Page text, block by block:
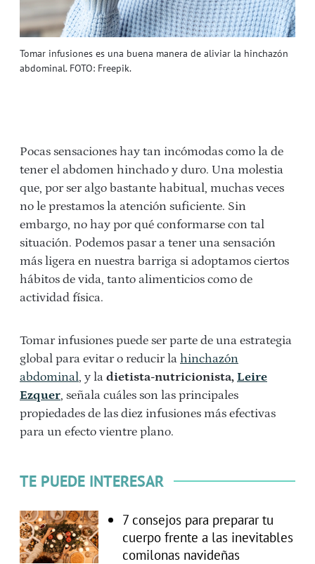
Tomar infusiones es una buena manera de aliviar la hinchazón
abdominal. FOTO: Freepik.
Pocas sensaciones hay tan incómodas como la de
tener el abdomen hinchado y duro. Una molestia
que, por ser algo bastante habitual, muchas veces
no le prestamos la atención suficiente. Sin
embargo, no hay por qué conformarse con tal
situación. Podemos pasar a tener una sensación
más ligera en nuestra barriga si adoptamos ciertos
hábitos de vida, tanto alimenticios como de
actividad física.
Tomar infusiones puede ser parte de una estrategia
global para evitar o reducir la hinchazón
abdominal, y la dietista-nutricionista, Leire
Ezquer, señala cuáles son las principales
propiedades de las diez infusiones más efectivas
para un efecto vientre plano.
TE PUEDE INTERESAR
7 consejos para preparar tu
cuerpo frente a las inevitables
comilonas navideñas